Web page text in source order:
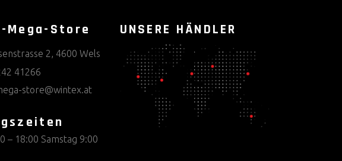
Mega-Store
2, 4600 Wels
41266
store@wintex.at
– 18:00 Samstag 9:00
UNSERE HÄNDLER